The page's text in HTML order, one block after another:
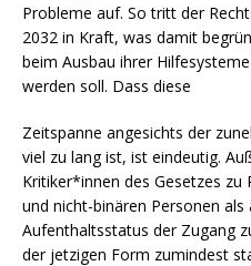
Probleme auf. So tritt der
2032 in Kraft, was damit
beim Ausbau ihrer
werden soll. Dass diese
Zeitspanne angesichts der
viel zu lang ist, ist eindeutig.
Kritiker*innen des Gesetzes
und nicht-binären Personen
Aufenthaltsstatus der Zugang
der jetzigen Form zumindest